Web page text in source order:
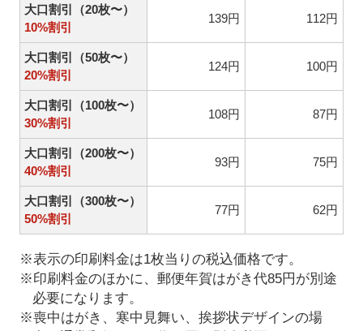
大口割引（20枚〜）
10%割引
139円 112円
大口割引（50枚〜）
20%割引
124円 100円
大口割引（100枚〜）
30%割引
108円 87円
大口割引（200枚〜）
40%割引
93円 75円
大口割引（300枚〜）
50%割引
77円 62円
※表示の印刷料金は1枚当りの税込価格です。
※印刷料金のほかに、郵便年賀はがき代85円が別途
必要になります。
※喪中はがき、寒中見舞い、挨拶状デザインの場